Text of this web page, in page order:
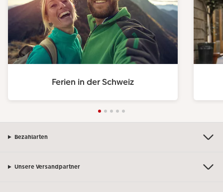
Ferien in der Schweiz
Bezahlarten
Unsere Versandpartner